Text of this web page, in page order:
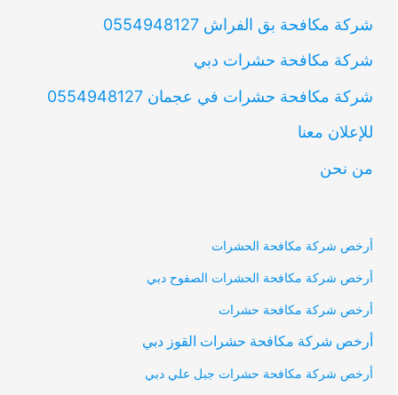
شركة مكافحة بق الفراش 0554948127
شركة مكافحة حشرات دبي
شركة مكافحة حشرات في عجمان 0554948127
للإعلان معنا
من نحن
أرخص شركة مكافحة الحشرات
أرخص شركة مكافحة الحشرات الصفوح دبي
أرخص شركة مكافحة حشرات
أرخص شركة مكافحة حشرات القوز دبي
أرخص شركة مكافحة حشرات جبل علي دبي